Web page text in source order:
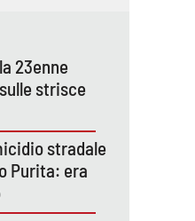
23enne
strisce
stradale
Purita: era